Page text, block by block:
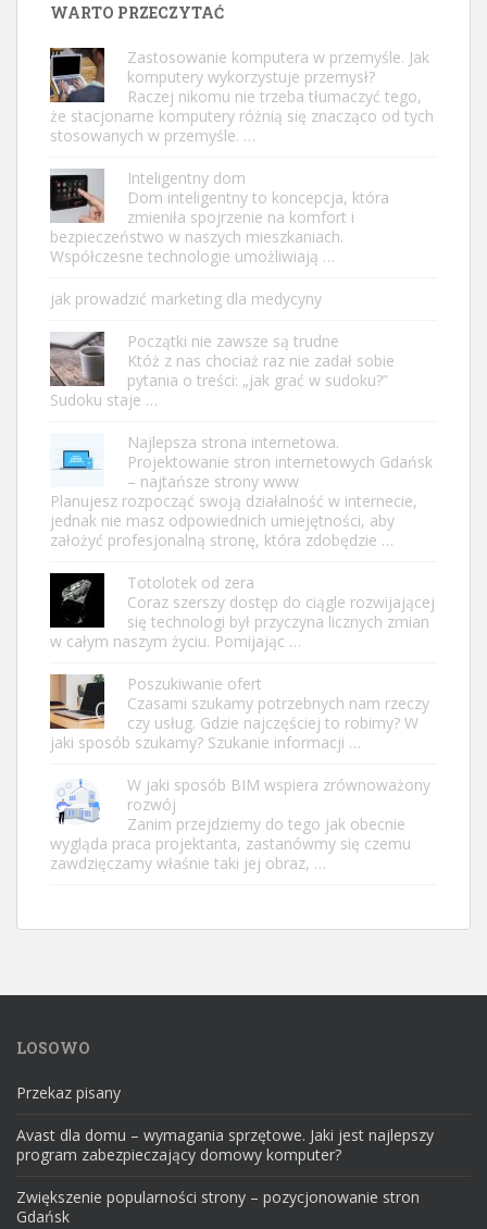
WARTO PRZECZYTAĆ
Zastosowanie komputera w przemyśle. Jak
komputery wykorzystuje przemysł?
Raczej nikomu nie trzeba tłumaczyć tego,
że stacjonarne komputery różnią się znacząco od tych
stosowanych w przemyśle. …
Inteligentny dom
Dom inteligentny to koncepcja, która
zmieniła spojrzenie na komfort i
bezpieczeństwo w naszych mieszkaniach.
Współczesne technologie umożliwiają …
jak prowadzić marketing dla medycyny
Początki nie zawsze są trudne
Któż z nas chociaż raz nie zadał sobie
pytania o treści: „jak grać w sudoku?”
Sudoku staje …
Najlepsza strona internetowa.
Projektowanie stron internetowych Gdańsk
– najtańsze strony www
Planujesz rozpocząć swoją działalność w internecie,
jednak nie masz odpowiednich umiejętności, aby
założyć profesjonalną stronę, która zdobędzie …
Totolotek od zera
Coraz szerszy dostęp do ciągle rozwijającej
się technologi był przyczyna licznych zmian
w całym naszym życiu. Pomijając …
Poszukiwanie ofert
Czasami szukamy potrzebnych nam rzeczy
czy usług. Gdzie najczęściej to robimy? W
jaki sposób szukamy? Szukanie informacji …
W jaki sposób BIM wspiera zrównoważony
rozwój
Zanim przejdziemy do tego jak obecnie
wygląda praca projektanta, zastanówmy się czemu
zawdzięczamy właśnie taki jej obraz, …
LOSOWO
Przekaz pisany
Avast dla domu – wymagania sprzętowe. Jaki jest najlepszy
program zabezpieczający domowy komputer?
Zwiększenie popularności strony – pozycjonowanie stron
Gdańsk